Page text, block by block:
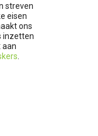
streven
eisen
ons
inzetten
aan